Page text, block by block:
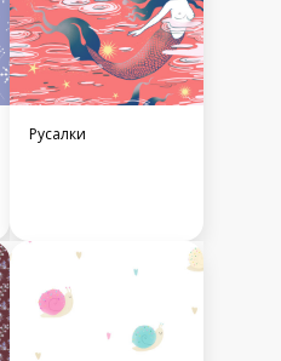
Русалки